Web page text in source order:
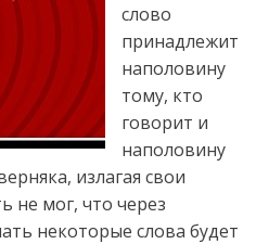
слово
принадлежит
наполовину
тому, кто
говорит и
наполовину
излагая свои
не мог, что через
некоторые слова будет